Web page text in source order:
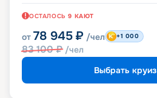
ОСТАЛОСЬ 9 КАЮТ
от 78 945 ₽ /чел
83 100₽ /чел
+1 000
Выбрать круиз